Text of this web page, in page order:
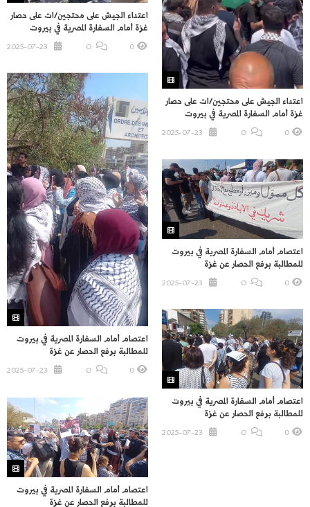
اعتداء الجيش على محتجين/ات على حصار
غزة أمام السفارة المصرية في بيروت
0
O
اعتداء الجيش على محتجين/ات على حصار
غزة أمام السفارة المصرية في بيروت
0
O
اعتصام أمام السفارة المصرية في بيروت
للمطالبة برفع الحصار عن غزة
0
O
اعتصام أمام السفارة المصرية في بيروت
للمطالبة برفع الحصار عن غزة
0
O
اعتصام أمام السفارة المصرية في بيروت
للمطالبة برفع الحصار عن غزة
0
O
اعتصام أمام السفارة المصرية في بيروت
للمطالبة برفع الحصار عن غزة